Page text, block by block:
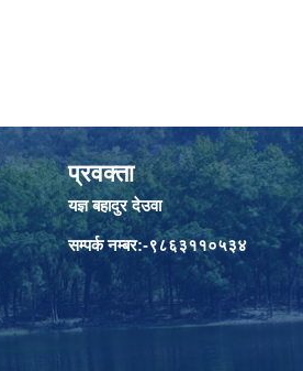
प्रवक्ता
यज्ञ बहादुर देउवा
सम्पर्क नम्बर:-९८६३११०५३४